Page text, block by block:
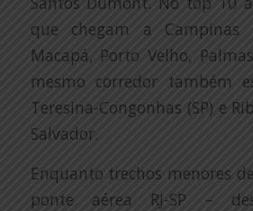
que chegam a Campinas
Macapá, Porto Velho,
mesmo corredor também
Teresina-Congonhas (SP) e
Salvador.
Enquanto trechos menores
ponte aérea RJ-SP –